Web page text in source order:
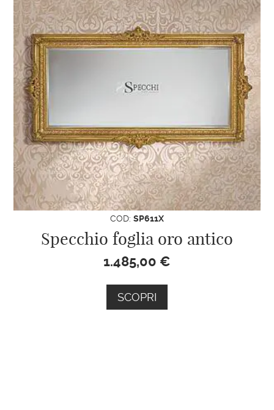
COD: SP611X
Specchio foglia oro antico
1.485,00 €
SCOPRI